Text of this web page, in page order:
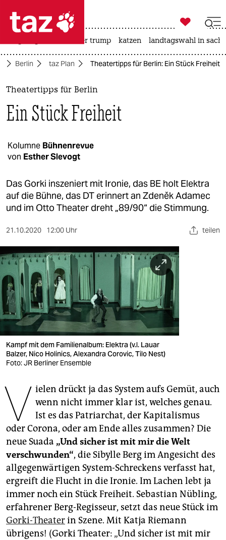
 taz zahl ich
taz zahl ich
themen
politik
gesellschaft
kultur
sport
berlin
nord
wahrheit
verlag
verlag
veranstaltungen
shop
unterstützen
abo
genossenschaft
epaper login

taz zahl ich
usa unter trump katzen landtagswahl in
Berlin taz Plan Theatertipps für Berlin: Ein Stück Freiheit
Theatertipps für Berlin
Ein Stück Freiheit
Kolumne Bühnenrevue
von Esther Slevogt
Das Gorki inszeniert mit Ironie, das BE holt Elektra
auf die Bühne, das DT erinnert an Zdeněk Adamec
und im Otto Theater dreht „89/90“ die Stimmung.
21.10.2020 12:00 Uhr teilen
Kampf mit dem Familienalbum: Elektra (v.l. Lauar
Balzer, Nico Holinics, Alexandra Corovic, Tilo Nest)
Foto: JR Berliner Ensemble
V ielen drückt ja das System aufs Gemüt, auch
wenn nicht immer klar ist, welches genau.
Ist es das Patriarchat, der Kapitalismus
oder Corona, oder am Ende alles zusammen? Die
neue Suada „Und sicher ist mit mir die Welt
verschwunden“, die Sibylle Berg im Angesicht des
allgegenwärtigen System-Schreckens verfasst hat,
ergreift die Flucht in die Ironie. Im Lachen lebt ja
immer noch ein Stück Freiheit. Sebastian Nübling,
erfahrener Berg-Regisseur, setzt das neue Stück im
Gorki-Theaterin Szene. Mit Katja Riemann
übrigens! (Gorki Theater: „Und sicher ist mit mir